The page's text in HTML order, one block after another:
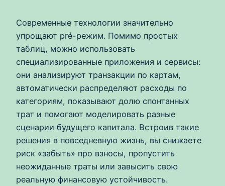
Современные технологии значительно
упрощают pré-режим. Помимо простых
таблиц, можно использовать
специализированные приложения и сервисы:
они анализируют транзакции по картам,
автоматически распределяют расходы по
категориям, показывают долю спонтанных
трат и помогают моделировать разные
сценарии будущего капитала. Встроив такие
решения в повседневную жизнь, вы снижаете
риск «забыть» про взносы, пропустить
неожиданные траты или завысить свою
реальную финансовую устойчивость.